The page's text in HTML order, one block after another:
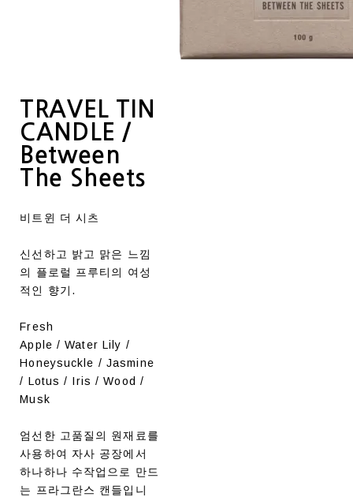
TRAVEL TIN
CANDLE /
Between
The Sheets
비트윈 더 시츠
신선하고 밝고 맑은 느낌
의 플로럴 프루티의 여성
적인 향기.
Fresh
Apple / Water Lily /
Honeysuckle / Jasmine
/ Lotus / Iris / Wood /
Musk
엄선한 고품질의 원재료를
사용하여 자사 공장에서
하나하나 수작업으로 만드
는 프라그란스 캔들입니